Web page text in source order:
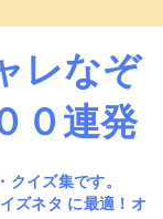
レなぞ
０連発
イズ集です。
ズネタ に最適！オ